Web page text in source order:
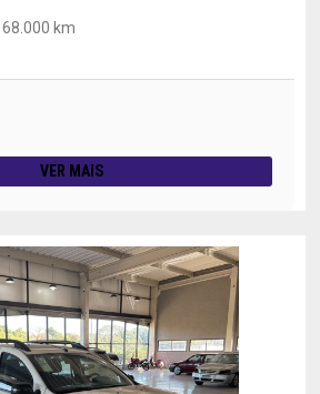
68.000 km
VER MAIS